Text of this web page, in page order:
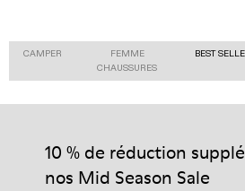
CAMPER
FEMME
CHAUSSURES
BEST
10 % de réduction
nos Mid Season Sale